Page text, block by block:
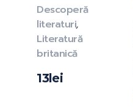
13lei
Descoperă
literaturi,
Literatură
britanică